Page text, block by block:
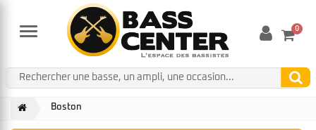
Menu 0
Boston